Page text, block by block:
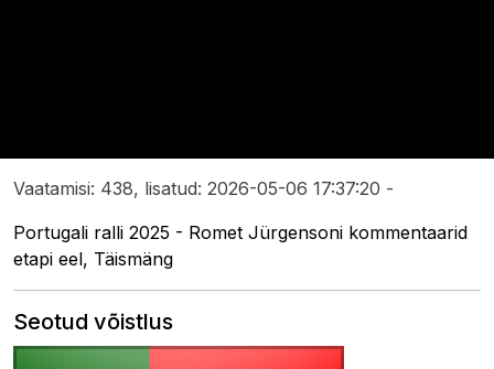
Vaatamisi: 438, lisatud: 2026-05-06 17:37:20 -
Portugali ralli 2025 - Romet Jürgensoni kommentaarid
etapi eel, Täismäng
Seotud võistlus